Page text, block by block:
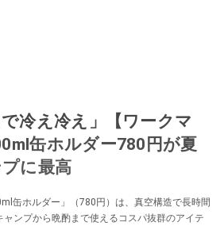
で冷え冷え」【ワークマ
缶ホルダー780円が夏
に最高
缶ホルダー」（780円）は、真空構造で長時間
ンプから晩酌まで使えるコスパ抜群のアイテ